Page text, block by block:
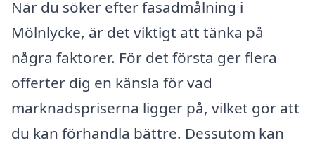
När du söker efter fasadmålning i
Mölnlycke, är det viktigt att tänka på
några faktorer. För det första ger flera
offerter dig en känsla för vad
marknadspriserna ligger på, vilket gör att
du kan förhandla bättre. Dessutom kan